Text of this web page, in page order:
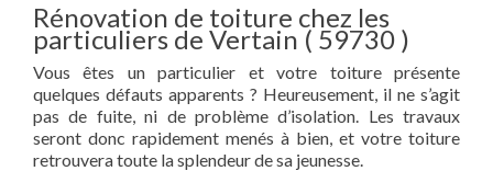
Rénovation de toiture chez les
particuliers de Vertain ( 59730 )
Vous êtes un particulier et votre toiture présente
quelques défauts apparents ? Heureusement, il ne s’agit
pas de fuite, ni de problème d’isolation. Les travaux
seront donc rapidement menés à bien, et votre toiture
retrouvera toute la splendeur de sa jeunesse.